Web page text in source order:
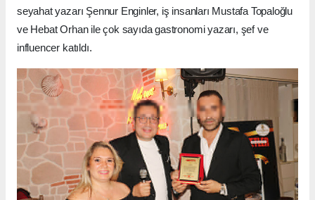
seyahat yazarı Şennur Enginler, iş insanları Mustafa Topaloğlu
ve Hebat Orhan ile çok sayıda gastronomi yazarı, şef ve
influencer katıldı.